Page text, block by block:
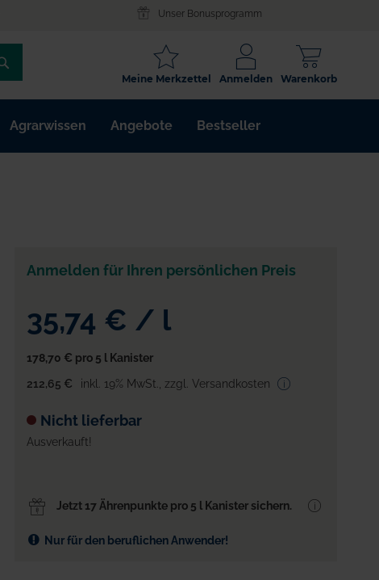
Unser Bonusprogramm
/
ARTIKELNR.
/
Warenkorb
Anmelden
Meine Merkzettel
Agrarwissen Angebote Bestseller
Anmelden für Ihren persönlichen Preis
35,74 € / l
178,70 € pro 5 l Kanister
212,65 €
inkl. 19% MwSt. zzgl. Versandkosten
Nicht lieferbar
Ausverkauft!
Jetzt 17 Ährenpunkte pro 5 l Kanister sichern.
Nur für den beruflichen Anwender!